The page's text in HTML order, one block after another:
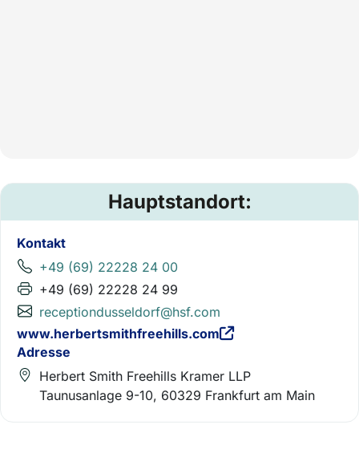
Hauptstandort:
Kontakt
+49 (69) 22228 24 00
+49 (69) 22228 24 99
receptiondusseldorf@hsf.com
www.herbertsmithfreehills.com
Adresse
Herbert Smith Freehills Kramer LLP
Taunusanlage 9-10, 60329 Frankfurt am Main